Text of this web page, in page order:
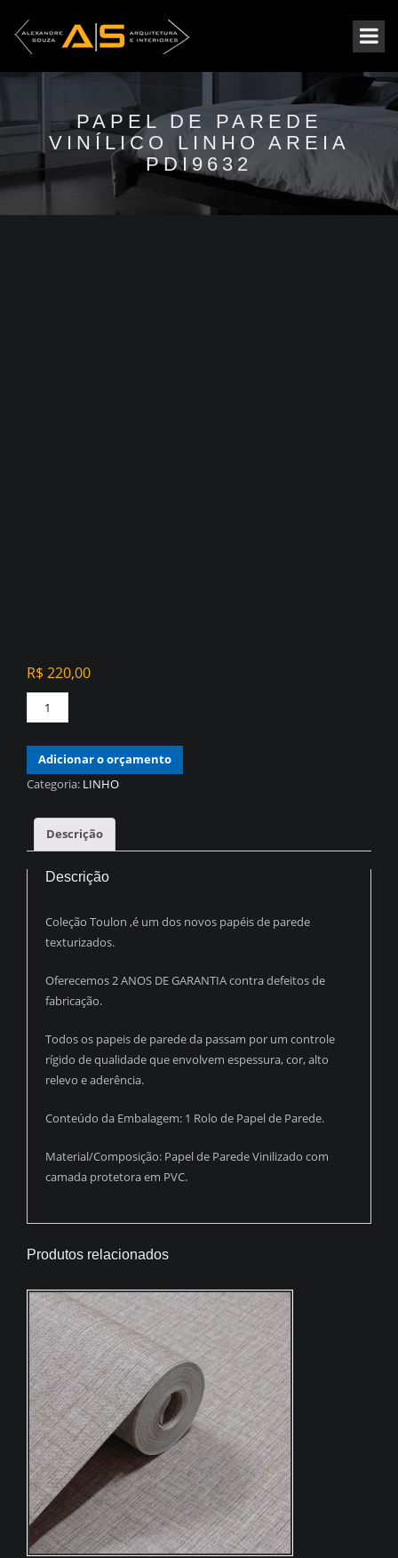
PAPEL DE PAREDE
VINÍLICO LINHO AREIA
PDI9632
R$ 220,00
PAPEL
DE
PAREDE
VINÍLICO
LINHO
PDI9632
quantidade
Adicionar o orçamento
Categoria: LINHO
Descrição
Descrição
Coleção Toulon ,é um dos novos papéis de parede
texturizados.
Oferecemos 2 ANOS DE GARANTIA contra defeitos de
fabricação.
Todos os papeis de parede da passam por um controle
rígido de qualidade que envolvem espessura, cor, alto
relevo e aderência.
Conteúdo da Embalagem: 1 Rolo de Papel de Parede.
Material/Composição: Papel de Parede Vinilizado com
camada protetora em PVC.
Produtos relacionados